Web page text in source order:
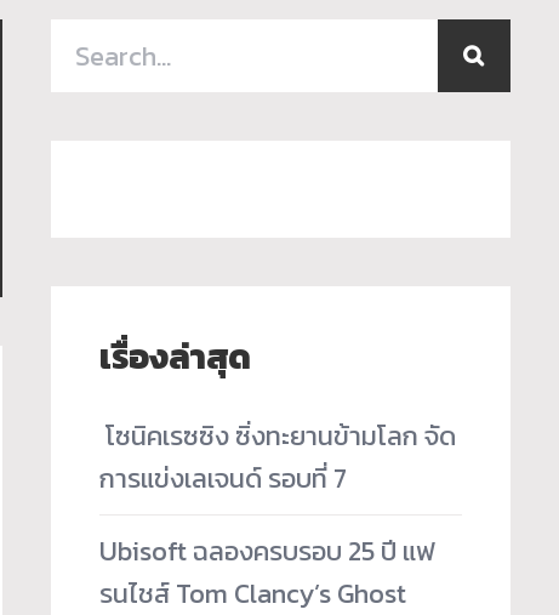
เรื่องล่าสุด
­ โซนิคเรซซิง ซิ่งทะยานข้ามโลก จัด
การแข่งเลเจนด์ รอบที่ 7
Ubisoft ฉลองครบรอบ 25 ปี แฟ
รนไชส์ Tom Clancy’s Ghost